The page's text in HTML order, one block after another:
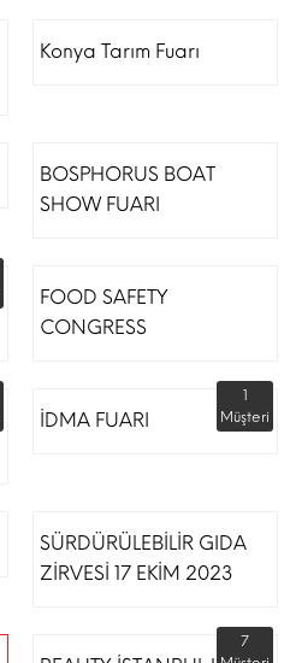
Konya Tarım Fuarı
BOSPHORUS BOAT
SHOW FUARI
FOOD SAFETY
CONGRESS
İDMA FUARI
1
Müşteri
SÜRDÜRÜLEBİLİR GIDA
ZİRVESİ 17 EKİM 2023
7